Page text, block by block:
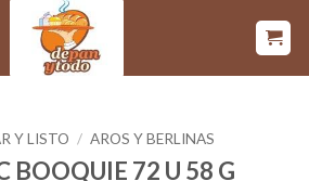
herramientas
Y LISTO / AROS Y BERLINAS
BOOQUIE 72 U 58 G